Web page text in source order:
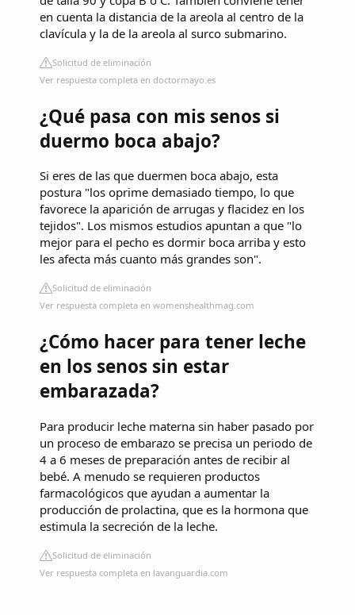
en cuenta la distancia de la areola al centro de la
clavícula y la de la areola al surco submarino.
Solicitud de eliminación
Ver respuesta completa en doctormayo.es
¿Qué pasa con mis senos si
duermo boca abajo?
Si eres de las que duermen boca abajo, esta
postura "los oprime demasiado tiempo, lo que
favorece la aparición de arrugas y flacidez en los
tejidos". Los mismos estudios apuntan a que "lo
mejor para el pecho es dormir boca arriba y esto
les afecta más cuanto más grandes son".
Solicitud de eliminación
Ver respuesta completa en womenshealthmag.com
¿Cómo hacer para tener leche
en los senos sin estar
embarazada?
Para producir leche materna sin haber pasado por
un proceso de embarazo se precisa un periodo de
4 a 6 meses de preparación antes de recibir al
bebé. A menudo se requieren productos
farmacológicos que ayudan a aumentar la
producción de prolactina, que es la hormona que
estimula la secreción de la leche.
Solicitud de eliminación
Ver respuesta completa en lavanguardia.com